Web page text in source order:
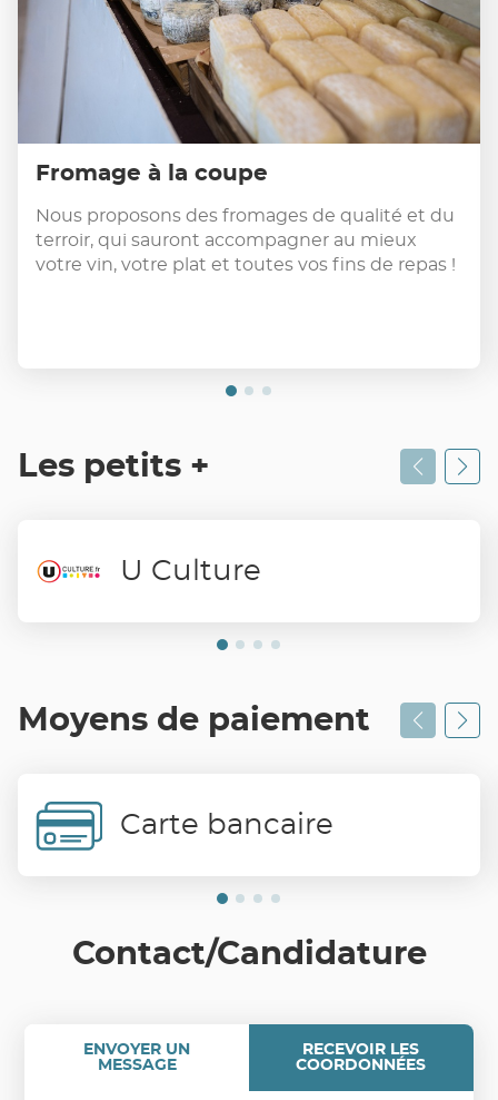
Fromage à la coupe
Nous proposons des fromages de qualité et du
terroir, qui sauront accompagner au mieux
votre vin, votre plat et toutes vos fins de repas !
Les petits +
U Culture
Moyens de paiement
Carte bancaire
Contact/Candidature
ENVOYER UN
MESSAGE
RECEVOIR LES
COORDONNÉES